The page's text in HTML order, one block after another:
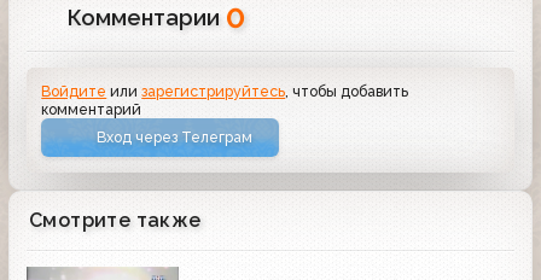
Комментарии 0
Войдите илизарегистрируйтесь, чтобы добавить
комментарий
Вход через Телеграм
Смотрите также